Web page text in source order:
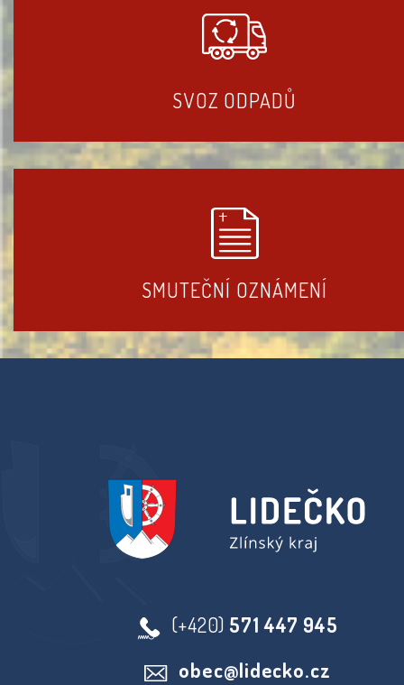
SVOZ ODPADŮ
SMUTEČNÍ OZNÁMENÍ
(+420) 571 447 945
obec@lidecko.cz